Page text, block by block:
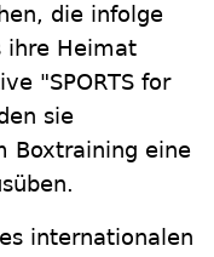
die infolge
ihre Heimat
"SPORTS for
sie
Boxtraining eine
internationalen